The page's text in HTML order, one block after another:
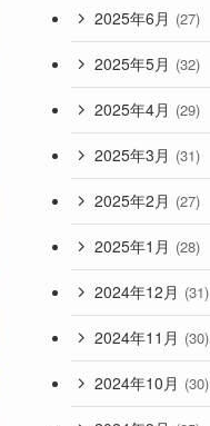
2025年6月 (27)
2025年5月 (32)
2025年4月 (29)
2025年3月 (31)
2025年2月 (27)
2025年1月 (28)
2024年12月 (31)
2024年11月 (30)
2024年10月 (30)